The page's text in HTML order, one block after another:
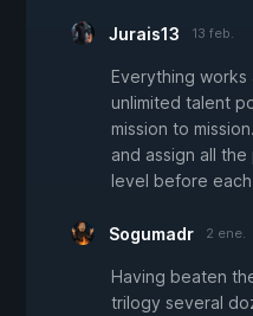
Jurais13 13 feb.
Everything
unlimited talent
mission to
and assign all
level before each
Sogumadr 2 ene.
Having beaten
trilogy several